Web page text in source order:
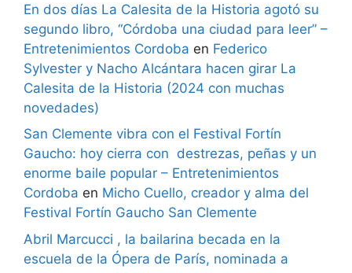
En dos días La Calesita de la Historia agotó su
segundo libro, “Córdoba una ciudad para leer” –
Entretenimientos Cordoba en Federico
Sylvester y Nacho Alcántara hacen girar La
Calesita de la Historia (2024 con muchas
novedades)
San Clemente vibra con el Festival Fortín
Gaucho: hoy cierra con destrezas, peñas y un
enorme baile popular – Entretenimientos
Cordoba en Micho Cuello, creador y alma del
Festival Fortín Gaucho San Clemente
Abril Marcucci , la bailarina becada en la
escuela de la Ópera de París, nominada a